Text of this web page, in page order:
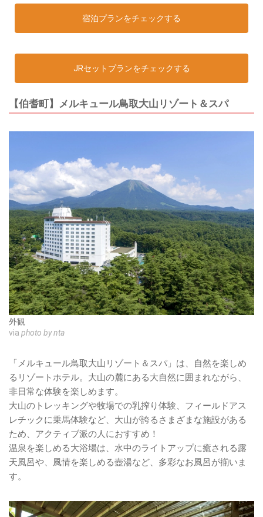
宿泊プランをチェックする
JRセットプランをチェックする
【伯耆町】メルキュール鳥取大山リゾート＆スパ
外観
via photo by nta
「メルキュール鳥取大山リゾート＆スパ」は、自然を楽しめ
るリゾートホテル。大山の麓にある大自然に囲まれながら、
非日常な体験を楽しめます。
大山のトレッキングや牧場での乳搾り体験、フィールドアス
レチックに乗馬体験など、大山が誇るさまざまな施設がある
ため、アクティブ派の人におすすめ！
温泉を楽しめる大浴場は、水中のライトアップに癒される露
天風呂や、風情を楽しめる壺湯など、多彩なお風呂が揃いま
す。